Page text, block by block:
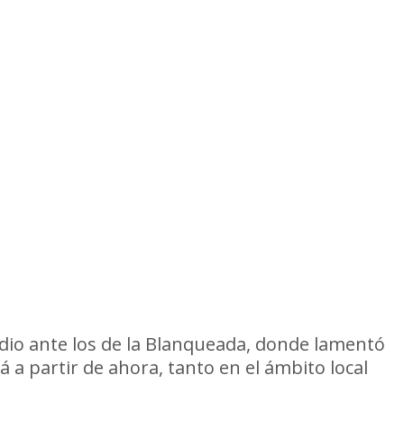
ante los de la Blanqueada, donde lamentó
a partir de ahora, tanto en el ámbito local